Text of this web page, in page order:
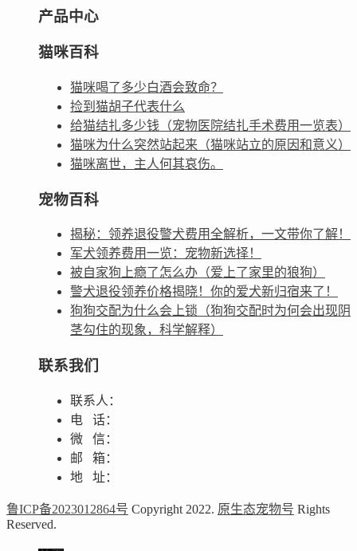
产品中心
猫咪百科
猫咪喝了多少白酒会致命？
捡到猫胡子代表什么
给猫结扎多少钱（宠物医院结扎手术费用一览表）
猫咪为什么突然站起来（猫咪站立的原因和意义）
猫咪离世，主人何其哀伤。
宠物百科
揭秘：领养退役警犬费用全解析，一文带你了解！
军犬领养费用一览：宠物新选择！
被自家狗上瘾了怎么办（爱上了家里的狼狗）
警犬退役领养价格揭晓！你的爱犬新归宿来了！
狗狗交配为什么会上锁（狗狗交配时为何会出现阴
茎勾住的现象，科学解释）
联系我们
联系人：
电 话：
微 信：
邮 箱：
地 址：
鲁ICP备2023012864号 Copyright 2022. 原生态宠物号 Rights
Reserved.